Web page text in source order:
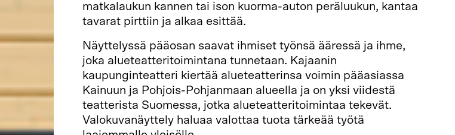
matkalaukun kannen tai ison kuorma-auton peräluukun, kantaa
tavarat pirttiin ja alkaa esittää.
Näyttelyssä pääosan saavat ihmiset työnsä ääressä ja ihme,
joka alueteatteritoimintana tunnetaan. Kajaanin
kaupunginteatteri kiertää alueteatterinsa voimin pääasiassa
Kainuun ja Pohjois-Pohjanmaan alueella ja on yksi viidestä
teatterista Suomessa, jotka alueteatteritoimintaa tekevät.
Valokuvanäyttely haluaa valottaa tuota tärkeää työtä